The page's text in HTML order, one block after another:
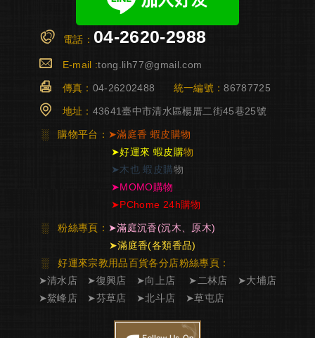
電話： 04-2620-2988
E-mail :tong.lih77@gmail.com
傳真： 04-26202488 統一編號：86787725
地址： 43641臺中市清水區楊厝二街45巷25號
░ 購物平台： ➤滿庭香 蝦皮購物
➤好運來 蝦皮購物
➤木也 蝦皮購物
➤MOMO購物
➤PChome 24h購物
░粉絲專頁： ➤滿庭沉香(沉木、原木)
➤滿庭香(各類香品)
░ 好運來宗教用品百貨各分店粉絲專頁：
➤清水店 ➤復興店 ➤向上店 ➤ 二林店 ➤大埔店
➤鰲峰店 ➤芬草店 ➤北斗店 ➤草屯店